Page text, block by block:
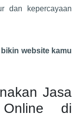
dan kepercayaan
website kamu
Jasa
Online di